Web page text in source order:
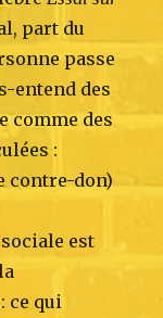
part du
passe
entend des
comme des
:
contre-don)
est
ce qui